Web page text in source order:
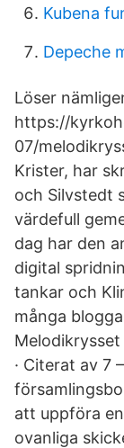
Kubena
Depeche
Löser
https://
07/
Krister, har
och Silvstedt
värdefull
dag har den
digital
tankar och
många
Melodikrysset
· Citerat av
att uppföra
ovanliga